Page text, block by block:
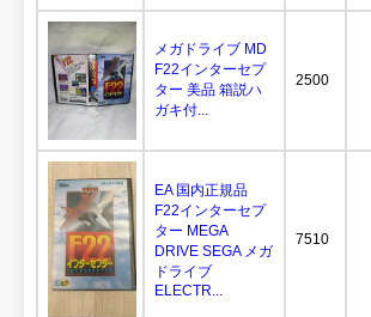
メガドライブ MD
F22インターセプ
ター 美品 箱説ハ
ガキ付...
2500
EA 国内正規品
F22インターセプ
ター MEGA
DRIVE SEGA メガ
ドライブ
ELECTR...
7510